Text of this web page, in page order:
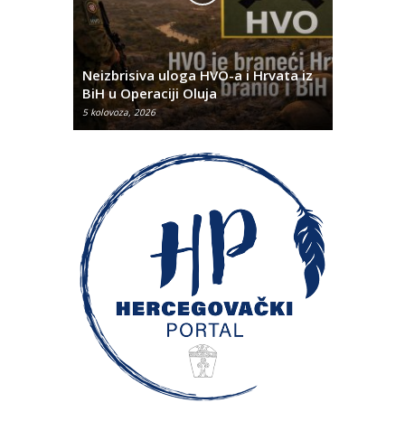
Neizbrisiva uloga HVO-a i Hrvata iz
BiH u Operaciji Oluja
5 kolovoza, 2026